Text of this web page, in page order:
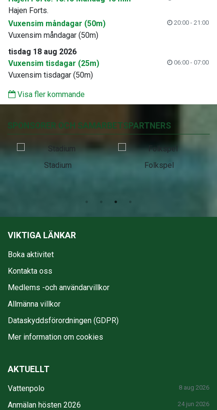
Hajen Forts.
Vuxensim måndagar (50m)
20:00 - 21:00
Vuxensim måndagar (50m)
tisdag 18 aug 2026
Vuxensim tisdagar (25m)
06:00 - 07:00
Vuxensim tisdagar (50m)
Visa fler kommande
SPONSORER OCH SAMARBETSPARTNERS
Stadium Folkspel
VIKTIGA LÄNKAR
Boka aktivitet
Kontakta oss
Medlems -och användarvillkor
Allmänna villkor
Dataskyddsförordningen (GDPR)
Mer information om cookies
AKTUELLT
Vattenpolo 8 aug 2026
Anmälan hösten 2026 24 jun 2026